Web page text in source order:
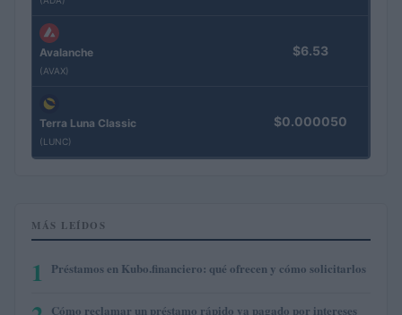
Avalanche
(AVAX)
$6.53
Terra Luna Classic
(LUNC)
$0.000050
MÁS LEÍDOS
1 Préstamos en Kubo.financiero: qué ofrecen y cómo solicitarlos
Cómo reclamar un préstamo rápido ya pagado por intereses